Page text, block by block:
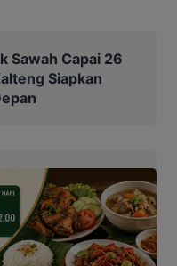
Sawah Capai 26
Siapkan